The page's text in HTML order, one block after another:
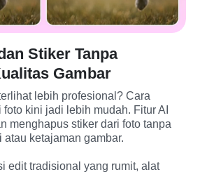
Stiker Tanpa
Gambar
lebih profesional? Cara
kini jadi lebih mudah. Fitur AI
menghapus stiker dari foto tanpa
ketajaman gambar.
edit tradisional yang rumit, alat